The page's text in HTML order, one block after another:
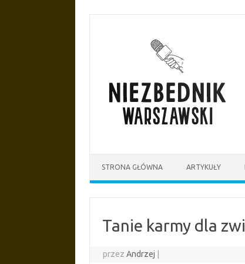
STRONA GŁÓWNA ARTYKUŁY
Tanie karmy dla
przezAndrzej